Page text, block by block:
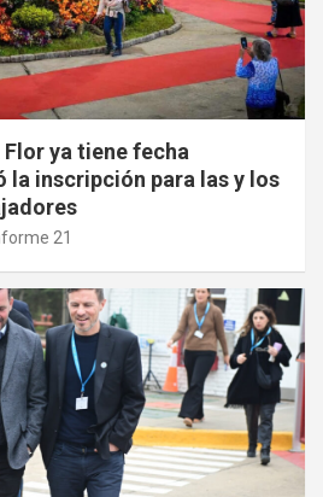
Flor ya tiene fecha
la inscripción para las y los
21